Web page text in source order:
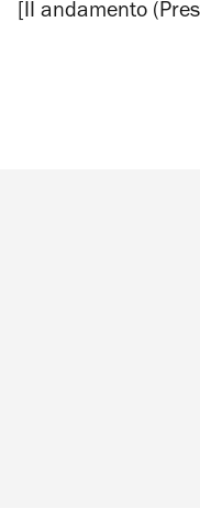
[II andamento